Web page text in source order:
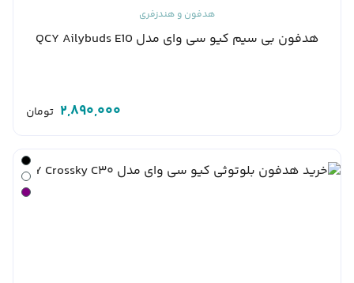
هدفون و هندزفری
هدفون بی سیم کیو سی وای مدل QCY Ailybuds E10
2,890,000 تومان